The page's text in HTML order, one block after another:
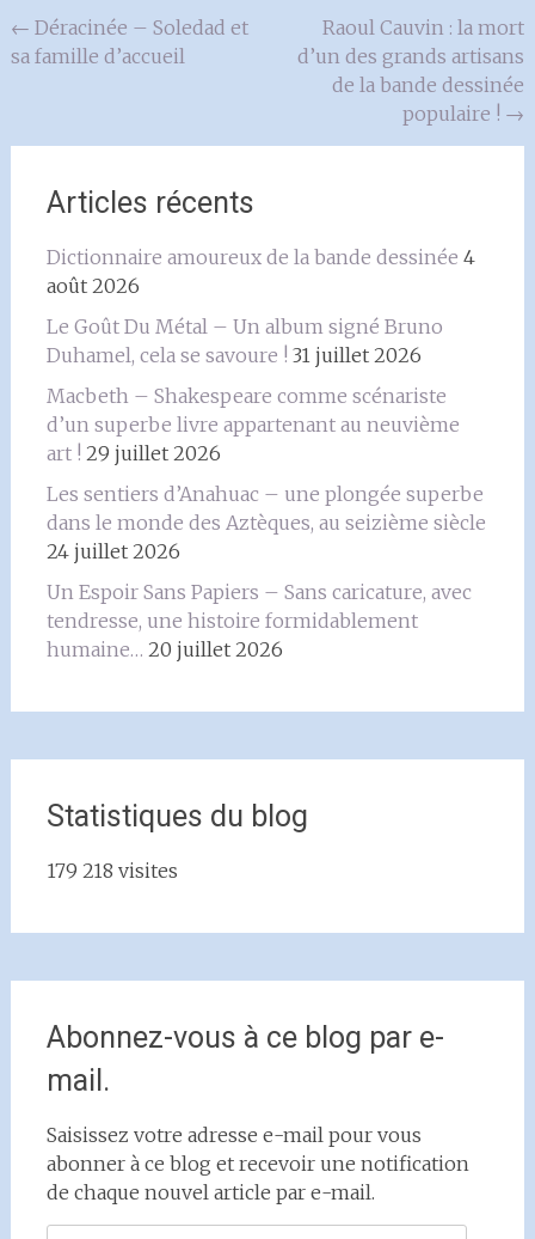
Navigation
de
← Déracinée – Soledad et
sa famille d’accueil
Raoul Cauvin : la mort
d’un des grands artisans
de la bande dessinée
populaire ! →
Articles récents
Dictionnaire amoureux de la bande dessinée 4
août 2026
Le Goût Du Métal – Un album signé Bruno
Duhamel, cela se savoure ! 31 juillet 2026
Macbeth – Shakespeare comme scénariste
d’un superbe livre appartenant au neuvième
art ! 29 juillet 2026
Les sentiers d’Anahuac – une plongée superbe
dans le monde des Aztèques, au seizième siècle
24 juillet 2026
Un Espoir Sans Papiers – Sans caricature, avec
tendresse, une histoire formidablement
humaine… 20 juillet 2026
Statistiques du blog
179 218 visites
Abonnez-vous à ce blog par e-
mail.
Saisissez votre adresse e-mail pour vous
abonner à ce blog et recevoir une notification
de chaque nouvel article par e-mail.